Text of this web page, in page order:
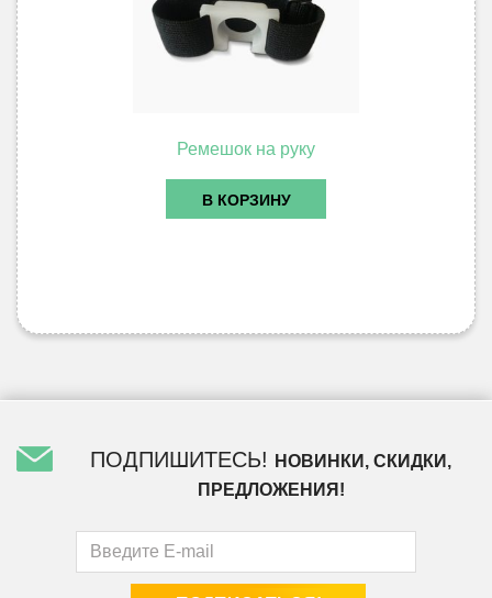
Ремешок на руку
В КОРЗИНУ
ПОДПИШИТЕСЬ!
НОВИНКИ, СКИДКИ,
ПРЕДЛОЖЕНИЯ!